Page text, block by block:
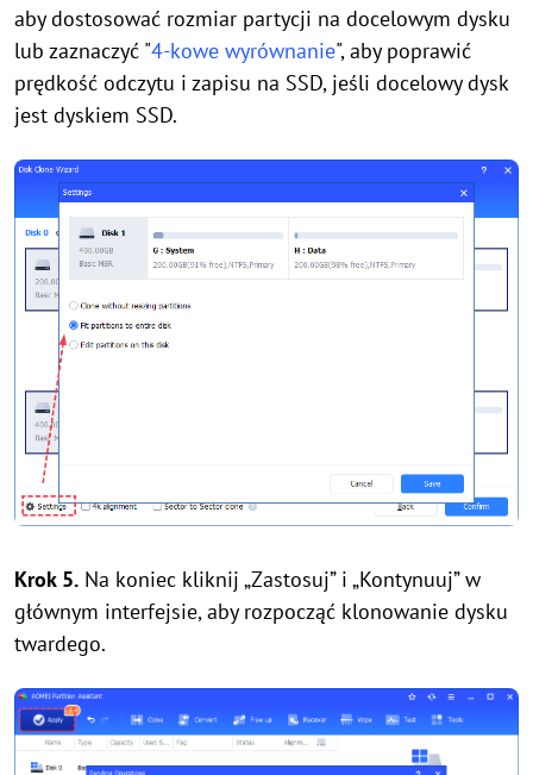
aby dostosować rozmiar partycji na docelowym dysku
lub zaznaczyć "4-kowe wyrównanie", aby poprawić
prędkość odczytu i zapisu na SSD, jeśli docelowy dysk
jest dyskiem SSD.
Krok 5. Na koniec kliknij „Zastosuj” i „Kontynuuj” w
głównym interfejsie, aby rozpocząć klonowanie dysku
twardego.